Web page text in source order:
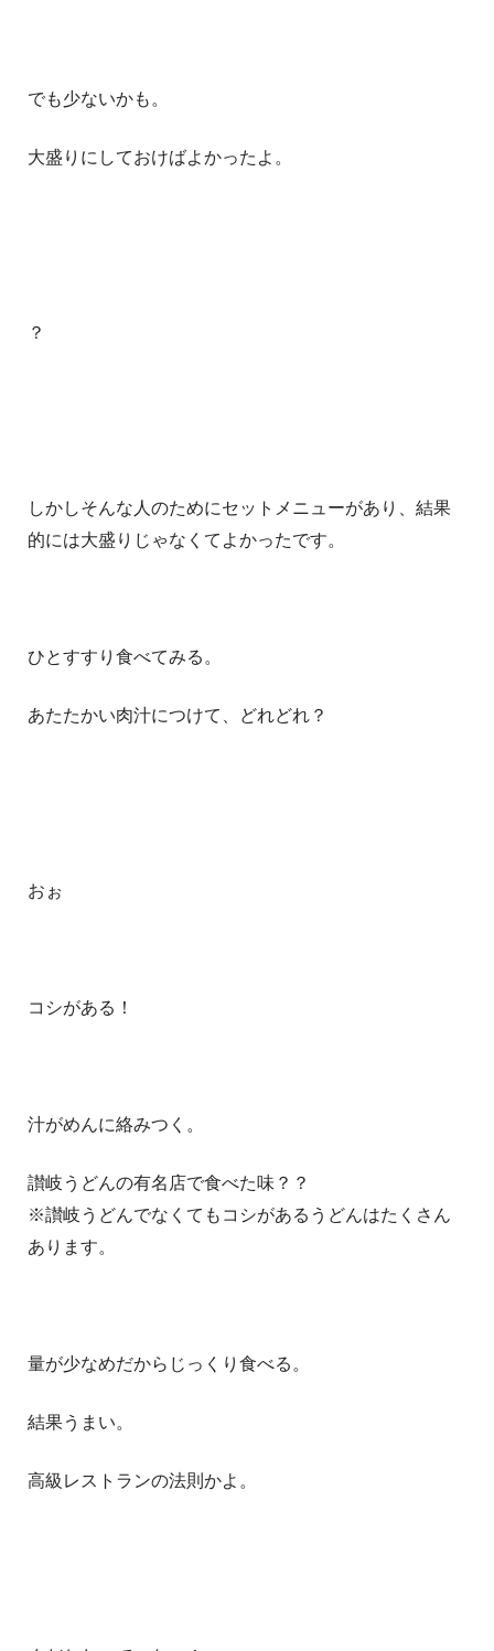
でも少ないかも。
大盛りにしておけばよかったよ。
？
しかしそんな人のためにセットメニューがあり、結果
的には大盛りじゃなくてよかったです。
ひとすすり食べてみる。
あたたかい肉汁につけて、どれどれ？
おぉ
コシがある！
汁がめんに絡みつく。
讃岐うどんの有名店で食べた味？？
※讃岐うどんでなくてもコシがあるうどんはたくさん
あります。
量が少なめだからじっくり食べる。
結果うまい。
高級レストランの法則かよ。